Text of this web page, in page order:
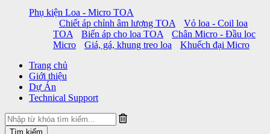
Phụ kiện Loa - Micro TOA
Chiết áp chỉnh âm lượng TOA
Vỏ loa - Coil loa
TOA
Biến áp cho loa TOA
Chân Micro - Đầu lọc
Micro
Giá, gá, khung treo loa
Khuếch đại Micro
Trang chủ
Giới thiệu
Dự Án
Technical Support